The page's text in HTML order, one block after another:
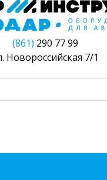
(861) 290 77 99
Новороссийская 7/1